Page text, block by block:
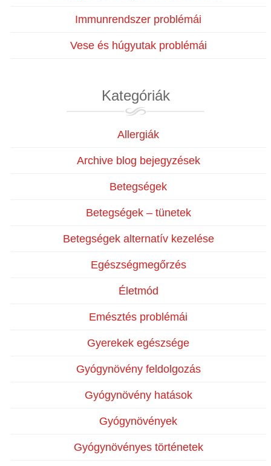
Immunrendszer problémái
Vese és húgyutak problémái
Kategóriák
Allergiák
Archive blog bejegyzések
Betegségek
Betegségek – tünetek
Betegségek alternatív kezelése
Egészségmegőrzés
Életmód
Emésztés problémái
Gyerekek egészsége
Gyógynövény feldolgozás
Gyógynövény hatások
Gyógynövények
Gyógynövényes történetek